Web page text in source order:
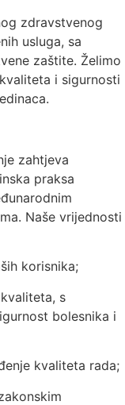
zdravstvenog
usluga, sa
zaštite. Želimo
i sigurnosti
zahtjeva
praksa
Naše vrijednosti
korisnika;
s
bolesnika i
kvaliteta rada;